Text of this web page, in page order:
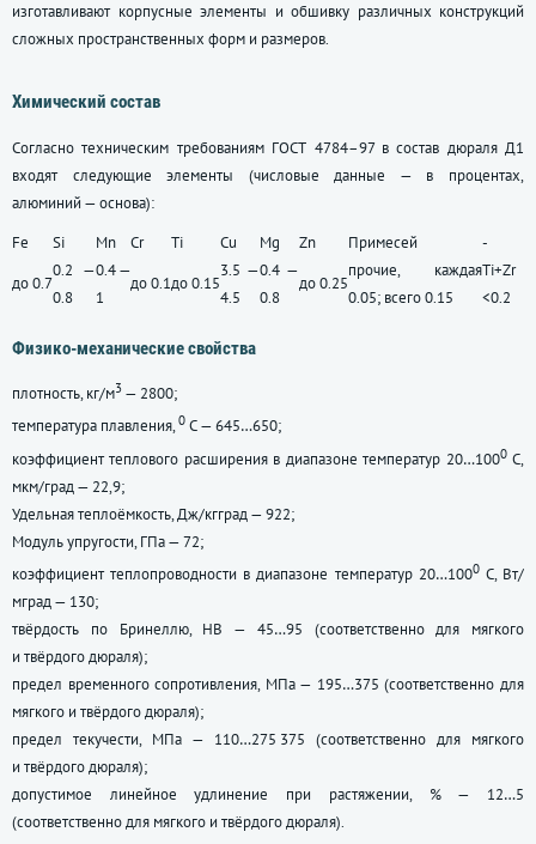
изготавливают корпусные элементы и обшивку различных конструкций
сложных пространственных форм и размеров.
Химический состав
Согласно техническим требованиям ГОСТ 4784–97в состав дюраля Д1
входят следующие элементы (числовые данные — в процентах,
алюминий — основа):
Fe
Si Mn Cr Ti Cu Mg Zn Примесей
-
до 0.7
0.2 —
0.8
0.4 —
1
до 0.1до 0.15
3.5 —
4.5
0.4 —
0.8
до 0.25
прочие, каждая
0.05; всего 0.15
Ti+Zr
<0.2
Физико-механические свойства
плотность, кг/м3 — 2800;
температура плавления,0 С — 645…650;
коэффициент теплового расширения в диапазоне температур 20…1000С,
мкм/град — 22,9;
Удельная теплоёмкость, Дж/кгград — 922;
Модуль упругости, ГПа — 72;
коэффициент теплопроводности в диапазоне температур 20…1000С, Вт/
мград — 130;
твёрдость по Бринеллю, НВ — 45…95 (соответственно для мягкого
и твёрдого дюраля);
предел временного сопротивления, МПа — 195…375 (соответственно для
мягкого и твёрдого дюраля);
предел текучести, МПа — 110…275 375 (соответственно для мягкого
и твёрдого дюраля);
допустимое линейное удлинение при растяжении, % — 12…5
(соответственно для мягкого и твёрдого дюраля).